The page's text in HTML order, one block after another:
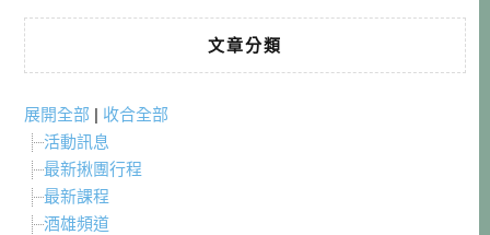
文章分類
展開全部 | 收合全部
活動訊息
最新揪團行程
最新課程
酒雄頻道